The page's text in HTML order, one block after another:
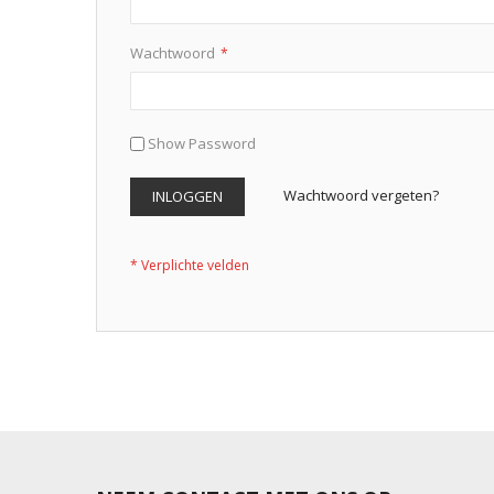
Wachtwoord
Show Password
INLOGGEN Wachtwoord vergeten?